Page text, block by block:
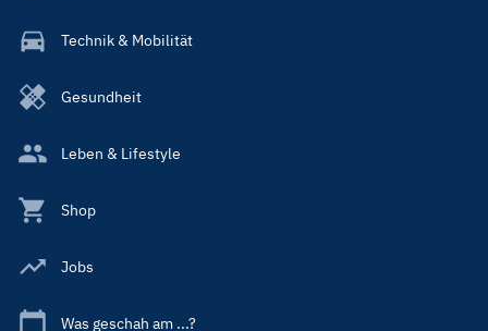
Technik & Mobilität
Gesundheit
Leben & Lifestyle
Shop
Jobs
Was geschah am ...?